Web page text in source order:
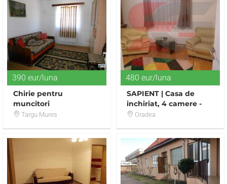
390 eur/luna
Chirie pentru
muncitori
Targu Mures
480 eur/luna
SAPIENT | Casa de
inchiriat, 4 camere -
zona Iosia
Oradea